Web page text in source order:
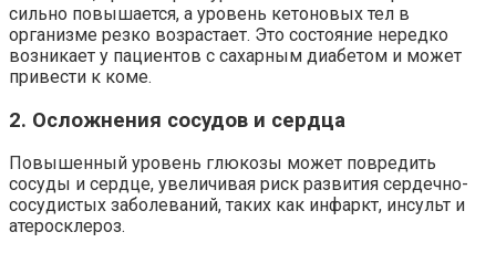
сильно повышается, а уровень кетоновых тел в
организме резко возрастает. Это состояние нередко
возникает у пациентов с сахарным диабетом и может
привести к коме.
2. Осложнения сосудов и сердца
Повышенный уровень глюкозы может повредить
сосуды и сердце, увеличивая риск развития сердечно-
сосудистых заболеваний, таких как инфаркт, инсульт и
атеросклероз.